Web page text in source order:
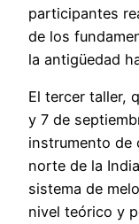
participantes
de los
la antigüedad
El tercer taller,
y 7 de
instrumento de
norte de la
sistema de
nivel teórico y